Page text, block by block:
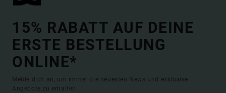
15% RABATT AUF DEINE
ERSTE BESTELLUNG
ONLINE*
Melde dich an, um immer die neuesten News und exklusive
Angebote zu erhalten.